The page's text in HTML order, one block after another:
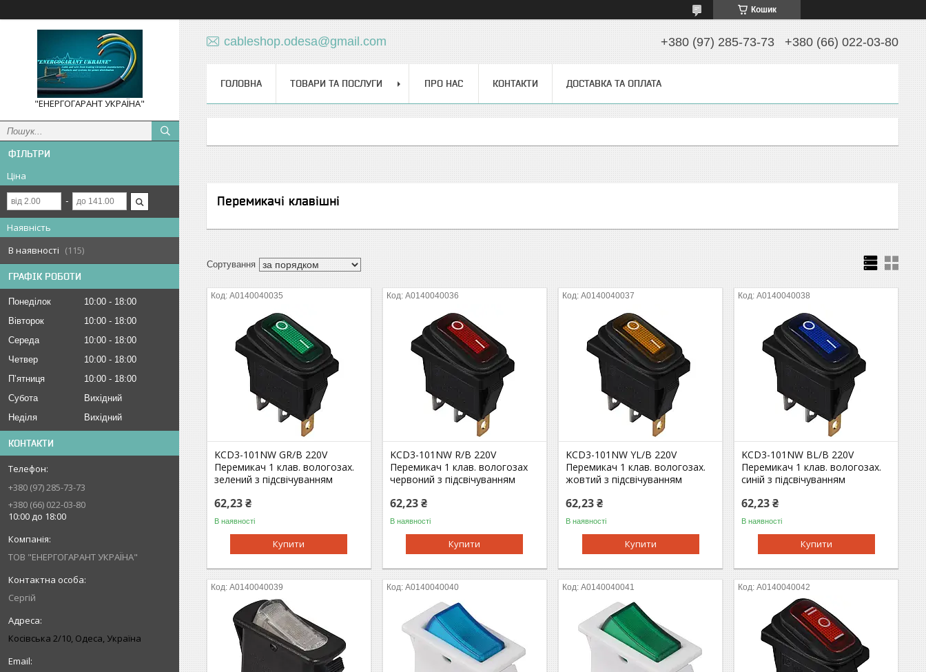
Кошик
"ЕНЕРГОГАРАНТ УКРАЇНА"
ФІЛЬТРИ
Ціна
Наявність
В наявності
115
ГРАФІК РОБОТИ
Понеділок 10:00
18:00
Вівторок
10:00
18:00
Середа
10:00
18:00
Четвер
10:00
18:00
Пʼятниця
10:00
18:00
Субота
Вихідний
Неділя
Вихідний
КОНТАКТИ
+380 (97) 285-73-73
+380 (66) 022-03-80
10:00 до 18:00
ТОВ "ЕНЕРГОГАРАНТ УКРАЇНА"
Сергій
Косівська 2/10, Одеса, Україна
cableshop.odesa@gmail.com +380 (97) 285-73-73 +380 (66) 022-03-80
ГОЛОВНА ТОВАРИ ТА ПОСЛУГИ ПРО НАС КОНТАКТИ ДОСТАВКА ТА ОПЛАТА
Перемикачі клавішні
A0140040035
KCD3-101NW GR/B 220V
Перемикач 1 клав. вологозах.
зелений з підсвічуванням
62,23 ₴
В наявності
Купити
A0140040036
KCD3-101NW R/B 220V
Перемикач 1 клав. вологозах
червоний з підсвічуванням
62,23 ₴
В наявності
Купити
A0140040037
KCD3-101NW YL/B 220V
Перемикач 1 клав. вологозах.
жовтий з підсвічуванням
62,23 ₴
В наявності
Купити
A0140040038
KCD3-101NW BL/B 220V
Перемикач 1 клав. вологозах.
синій з підсвічуванням
62,23 ₴
В наявності
Купити
A0140040039 A0140040040 A0140040041 A0140040042